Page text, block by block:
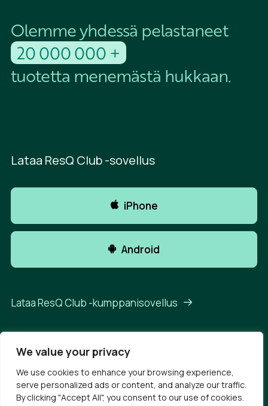
We value your privacy
We use cookies to enhance your browsing experience,
serve personalized ads or content, and analyze our traffic.
By clicking "Accept All", you consent to our use of cookies.
Olemme yhdessä pelastaneet
20 000 000 +
tuotetta menemästä hukkaan.
Lataa ResQ Club -sovellus
iPhone
Android
Lataa ResQ Club -kumppanisovellus
© 2026 ResQ Club.All rights reserved
Tietosuojaseloste
Käyttöehdot